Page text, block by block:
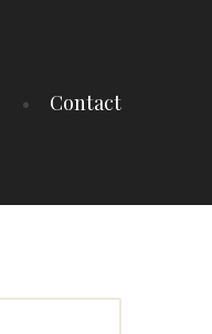
Contact